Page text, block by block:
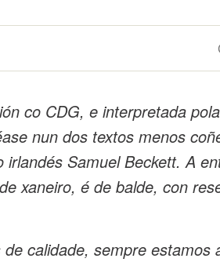
co CDG, e interpretada
nun dos textos menos
Samuel Beckett. A
xaneiro, é de balde, con
calidade, sempre estamos